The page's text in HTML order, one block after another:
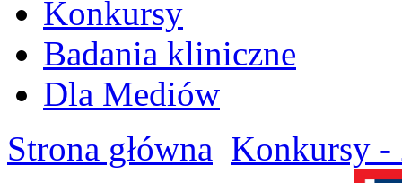
Konkursy
Badania kliniczne
Dla Mediów
Strona główna Konkursy -